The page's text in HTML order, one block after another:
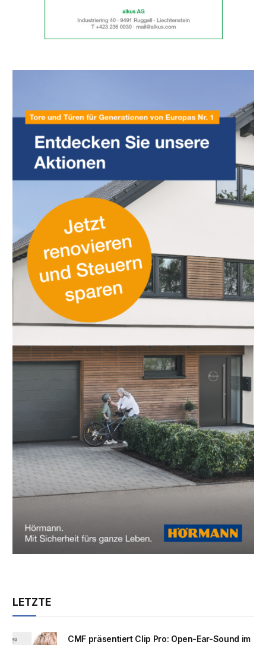
LETZTE
CMF präsentiert Clip Pro: Open-Ear-Sound im